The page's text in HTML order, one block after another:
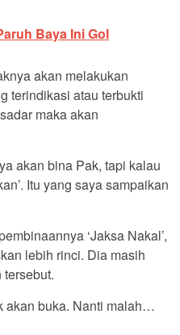
Baya Ini Gol
akan melakukan
terindikasi atau terbukti
maka akan
akan bina Pak, tapi kalau
Itu yang saya sampaikan
‘Jaksa Nakal’,
lebih rinci. Dia masih
akan buka. Nanti malah…